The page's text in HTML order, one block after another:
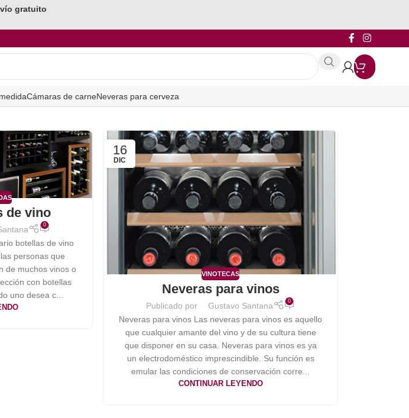
gratuito
Cámaras de carneNeveras para cerveza
de vino
0
botellas de vino
personas que
de muchos vinos o
con botellas
uno desea c...
16
DIC
VINOTECAS
Neveras para vinos
Publicado por Gustavo Santana 0
Neveras para vinos Las neveras para vinos es aquello
que cualquier amante del vino y de su cultura tiene
que disponer en su casa. Neveras para vinos es ya
un electrodoméstico imprescindible. Su función es
emular las condiciones de conservación corre...
CONTINUAR LEYENDO